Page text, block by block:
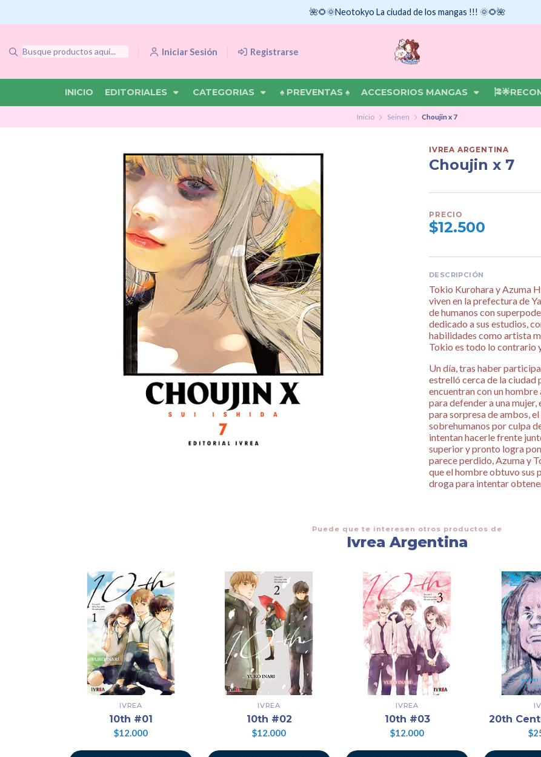
Iniciar Sesión Registrarse
INICIO EDITORIALES CATEGORIAS ♠ PREVENTAS ♠ ACCESORIOS MANGAS
🌺🌻🌞Neotokyo La ciudad de los mangas !!! 🌞🌻🌺
Inicio Seinen Choujin x 7
IVREA ARGENTINA
Choujin x 7
PRECIO
$12.500
DESCRIPCIÓN
Tokio Kurohara y Azuma
viven en la prefectura de
de humanos con
dedicado a sus estudios,
habilidades como artista
Tokio es todo lo contrario
Un día, tras haber
estrelló cerca de la ciudad
encuentran con un
para defender a una mujer,
para sorpresa de ambos,
sobrehumanos por culpa
intentan hacerle frente
superior y pronto logra
parece perdido, Azuma y
que el hombre obtuvo sus
droga para intentar
Puede que te interesen otros productos de
Ivrea Argentina
IVREA
10th #01
$12.000
IVREA
10th #02
$12.000
IVREA
10th #03
$12.000
20th